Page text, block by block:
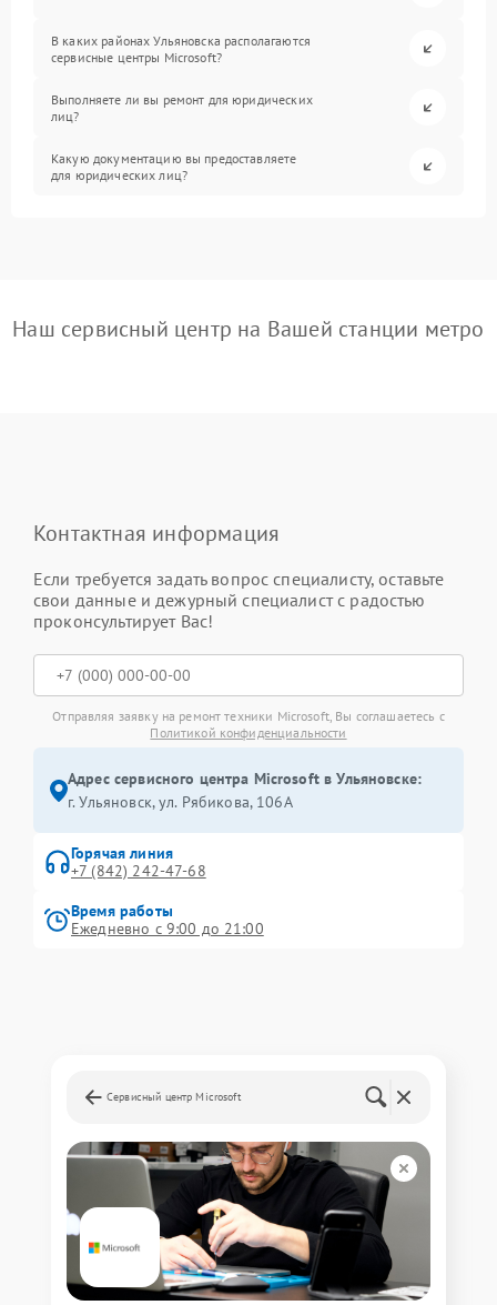
В каких районах Ульяновска располагаются
сервисные центры Microsoft?
Выполняете ли вы ремонт для юридических
лиц?
Какую документацию вы предоставляете
для юридических лиц?
Наш сервисный центр на Вашей станции метро
Контактная информация
Если требуется задать вопрос специалисту, оставьте
свои данные и дежурный специалист с радостью
проконсультирует Вас!
Отправляя заявку на ремонт техники Microsoft, Вы соглашаетесь с
Политикой конфиденциальности
Адрес сервисного центра Microsoft в Ульяновске:
г. Ульяновск, ул. Рябикова, 106А
Горячая линия
+7 (842) 242-47-68
Время работы
Ежедневно с 9:00 до 21:00
Сервисный центр Microsoft